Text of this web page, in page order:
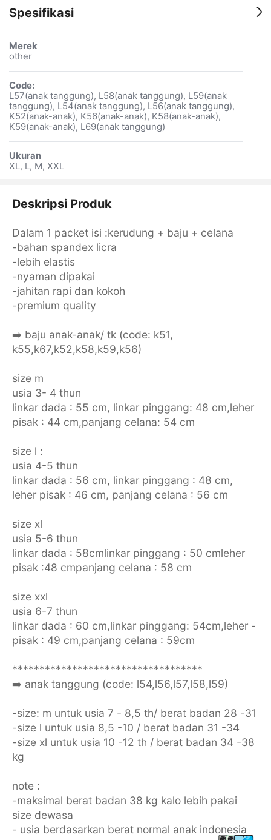
Spesifikasi
Merek
other
Code:
L57(anak tanggung), L58(anak tanggung), L59(anak
tanggung), L54(anak tanggung), L56(anak tanggung),
K52(anak-anak), K56(anak-anak), K58(anak-anak),
K59(anak-anak), L69(anak tanggung)
Ukuran
XL, L, M, XXL
Deskripsi Produk
Dalam 1 packet isi :kerudung + baju + celana
-bahan spandex licra
-lebih elastis
-nyaman dipakai
-jahitan rapi dan kokoh
-premium quality
➡️ baju anak-anak/ tk (code: k51,
k55,k67,k52,k58,k59,k56)
size m
usia 3- 4 thun
linkar dada : 55 cm, linkar pinggang: 48 cm,leher
pisak : 44 cm,panjang celana: 54 cm
size l :
usia 4-5 thun
linkar dada : 56 cm, linkar pinggang : 48 cm,
leher pisak : 46 cm, panjang celana : 56 cm
size xl
usia 5-6 thun
linkar dada : 58cmlinkar pinggang : 50 cmleher
pisak :48 cmpanjang celana : 58 cm
size xxl
usia 6-7 thun
linkar dada : 60 cm,linkar pinggang: 54cm,leher -
pisak : 49 cm,panjang celana : 59cm
***********************************
➡️ anak tanggung (code: l54,l56,l57,l58,l59)
-size: m untuk usia 7 - 8,5 th/ berat badan 28 -31
-size l untuk usia 8,5 -10 / berat badan 31 -34
-size xl untuk usia 10 -12 th / berat badan 34 -38
kg
note :
-maksimal berat badan 38 kg kalo lebih pakai
size dewasa
- usia berdasarkan berat normal anak indonesia